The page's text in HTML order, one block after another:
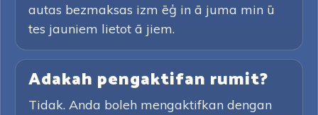
autas bezmaksas izm ēģ in ā juma min ū
tes jauniem lietot ā jiem.
Adakah pengaktifan rumit?
Tidak. Anda boleh mengaktifkan dengan